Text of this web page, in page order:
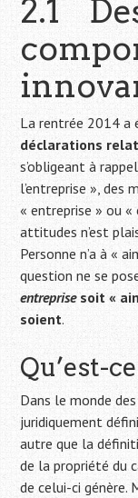
2.1
La rentrée 2014 a
déclarations
s’obligeant à
l’entreprise »,
« entreprise » ou «
attitudes n’est
Personne n’a à «
question ne se
entreprisesoit «
soient.
Qu’est-
Dans le monde
juridiquement
autre que la
de la propriété du
de celui-ci génère.